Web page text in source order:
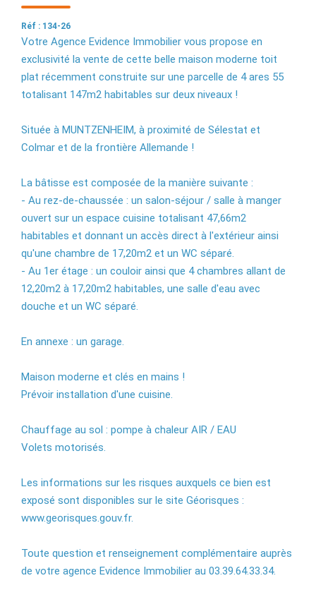
Réf : 134-26
Votre Agence Evidence Immobilier vous propose en
exclusivité la vente de cette belle maison moderne toit
plat récemment construite sur une parcelle de 4 ares 55
totalisant 147m2 habitables sur deux niveaux !
Située à MUNTZENHEIM, à proximité de Sélestat et
Colmar et de la frontière Allemande !
La bâtisse est composée de la manière suivante :
- Au rez-de-chaussée : un salon-séjour / salle à manger
ouvert sur un espace cuisine totalisant 47,66m2
habitables et donnant un accès direct à l'extérieur ainsi
qu'une chambre de 17,20m2 et un WC séparé.
- Au 1er étage : un couloir ainsi que 4 chambres allant de
12,20m2 à 17,20m2 habitables, une salle d'eau avec
douche et un WC séparé.
En annexe : un garage.
Maison moderne et clés en mains !
Prévoir installation d'une cuisine.
Chauffage au sol : pompe à chaleur AIR / EAU
Volets motorisés.
Les informations sur les risques auxquels ce bien est
exposé sont disponibles sur le site Géorisques :
www.georisques.gouv.fr.
Toute question et renseignement complémentaire auprès
de votre agence Evidence Immobilier au 03.39.64.33.34.